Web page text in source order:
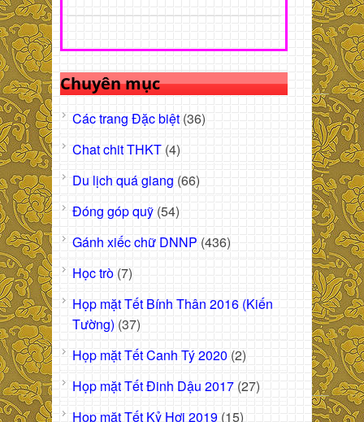
Chuyên mục
Các trang Đặc biệt (36)
Chat chit THKT (4)
Du lịch quá giang (66)
Đóng góp quỹ (54)
Gánh xiếc chữ DNNP (436)
Học trò (7)
Họp mặt Tết Bính Thân 2016 (Kiến
Tường) (37)
Họp mặt Tết Canh Tý 2020 (2)
Họp mặt Tết Đinh Dậu 2017 (27)
Họp mặt Tết Kỷ Hợi 2019 (15)